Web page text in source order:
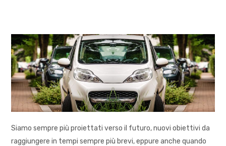
Siamo sempre più proiettati verso il futuro, nuovi obiettivi da
raggiungere in tempi sempre più brevi, eppure anche quando